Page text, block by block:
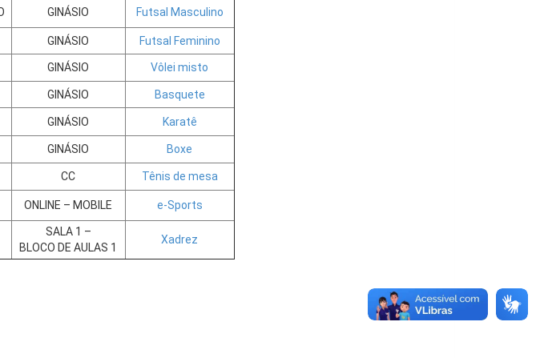
GINÁSIO Futsal Masculino
GINÁSIO Futsal Feminino
GINÁSIO Vôlei misto
GINÁSIO Basquete
GINÁSIO Karatê
GINÁSIO Boxe
CC Tênis de mesa
ONLINE – MOBILE e-Sports
SALA 1 –
BLOCO DE AULAS 1
Xadrez